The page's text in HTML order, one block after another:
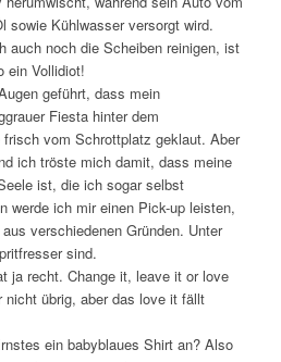
sowie Kühlwasser versorgt wird.
auch noch die Scheiben reinigen, ist
ein Vollidiot!
geführt, dass mein
Fiesta hinter dem
vom Schrottplatz geklaut. Aber
ich tröste mich damit, dass meine
ist, die ich sogar selbst
werde ich mir einen Pick-up leisten,
verschiedenen Gründen. Unter
sind.
ja recht. Change it, leave it or love
übrig, aber das love it fällt
ein babyblaues Shirt an? Also